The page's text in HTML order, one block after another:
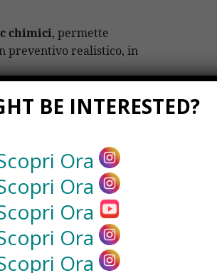
chimici, permette
preventivo realistico, in
potrebbe decidere
adeguatamente alle
bagno chimici
del cliente.
settore lavorano per
BE INTERESTED?
Ora
Ora
Ora
Ora
Ora